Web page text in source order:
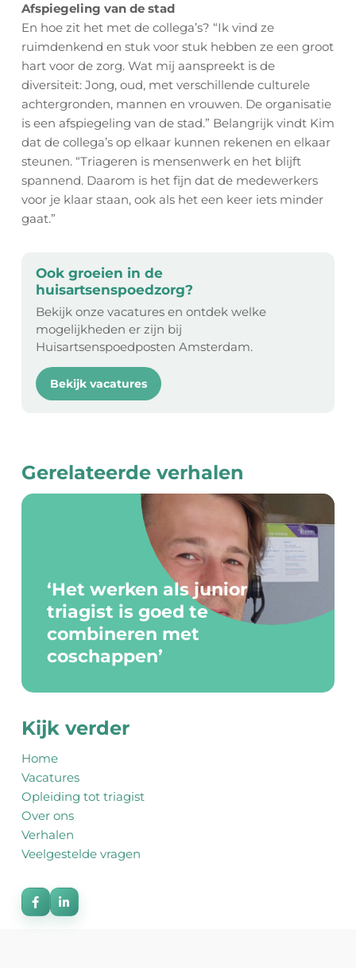
Afspiegeling van de stad
En hoe zit het met de collega’s? “Ik vind ze
ruimdenkend en stuk voor stuk hebben ze een groot
hart voor de zorg. Wat mij aanspreekt is de
diversiteit: Jong, oud, met verschillende culturele
achtergronden, mannen en vrouwen. De organisatie
is een afspiegeling van de stad.” Belangrijk vindt Kim
dat de collega’s op elkaar kunnen rekenen en elkaar
steunen. “Triageren is mensenwerk en het blijft
spannend. Daarom is het fijn dat de medewerkers
voor je klaar staan, ook als het een keer iets minder
gaat.”
Ook groeien in de
huisartsenspoedzorg?
Bekijk onze vacatures en ontdek welke
mogelijkheden er zijn bij
Huisartsenspoedposten Amsterdam.
Bekijk vacatures
Gerelateerde verhalen
‘Het werken als junior
triagist is goed te
combineren met
coschappen’
Kijk verder
Home
Vacatures
Opleiding tot triagist
Over ons
Verhalen
Veelgestelde vragen